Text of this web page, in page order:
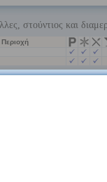
στούντιος και
Περιοχή